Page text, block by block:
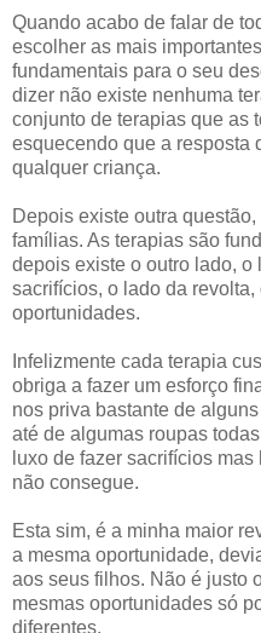
Quando acabo de falar de
escolher as mais
fundamentais para o seu
dizer não existe nenhuma
conjunto de terapias que as
esquecendo que a resposta
qualquer criança.
Depois existe outra
famílias. As terapias são
depois existe o outro lado,
sacrifícios, o lado da
oportunidades.
Infelizmente cada terapia
obriga a fazer um esforço
nos priva bastante de
até de algumas roupas
luxo de fazer sacrifícios
não consegue.
Esta sim, é a minha maior
a mesma oportunidade,
aos seus filhos. Não é justo
mesmas oportunidades só
diferentes.